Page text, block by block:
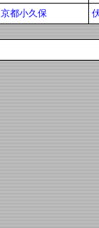
京都小久保